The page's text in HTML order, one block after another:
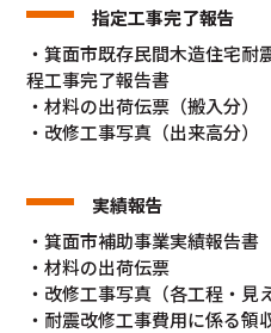
指定工事完了報告
・箕面市既存民間木造住宅耐
程工事完了報告書
・材料の出荷伝票（搬入分）
・改修工事写真（出来高分）
実績報告
・箕面市補助事業実績報告書
・材料の出荷伝票
・改修工事写真（各工程・見
・耐震改修工事費用に係る領